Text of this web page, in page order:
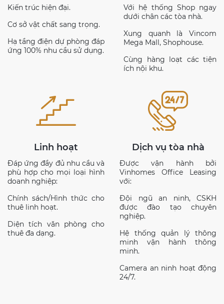
Kiến trúc hiện đại.
Cơ sở vật chất sang trọng.
Hạ tầng điện dự phòng đáp
ứng 100% nhu cầu sử dụng.
Với hệ thống Shop ngay
dưới chân các tòa nhà.
Xung quanh là Vincom
Mega Mall, Shophouse.
Cùng hàng loạt các tiện
ích nội khu.
Linh hoạt
Đáp ứng đầy đủ nhu cầu và
phù hợp cho mọi loại hình
doanh nghiệp:
Chính sách/Hình thức cho
thuê linh hoạt.
Diện tích văn phòng cho
thuê đa dạng.
Dịch vụ tòa nhà
Được vận hành bởi
Vinhomes Office Leasing
với:
Đội ngũ an ninh, CSKH
được đào tạo chuyên
nghiệp.
Hệ thống quản lý thông
minh vận hành thông
minh.
Camera an ninh hoạt động
24/7.